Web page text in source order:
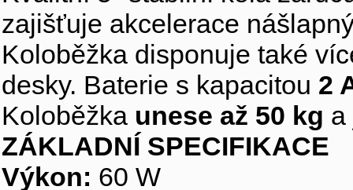
zajišťuje akcelerace
Koloběžka disponuje také
desky. Baterie s kapacitou 2
Koloběžka unese až 50 kg a
ZÁKLADNÍ SPECIFIKACE
Výkon: 60 W